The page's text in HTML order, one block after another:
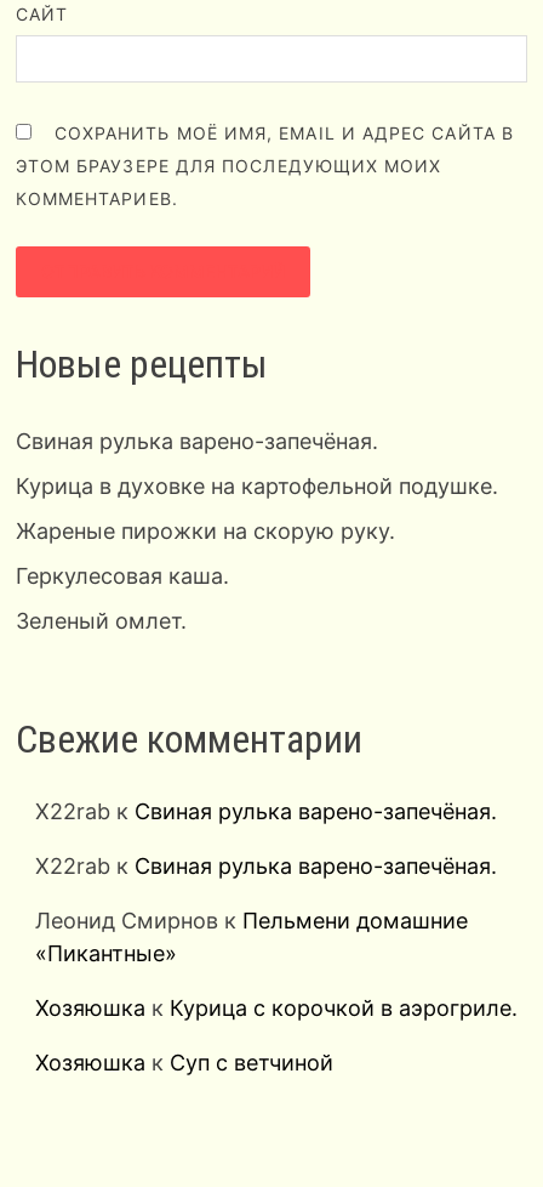
САЙТ
СОХРАНИТЬ МОЁ ИМЯ, EMAIL И АДРЕС САЙТА В
ЭТОМ БРАУЗЕРЕ ДЛЯ ПОСЛЕДУЮЩИХ МОИХ
КОММЕНТАРИЕВ.
Новые рецепты
Свиная рулька варено-запечёная.
Курица в духовке на картофельной подушке.
Жареные пирожки на скорую руку.
Геркулесовая каша.
Зеленый омлет.
Свежие комментарии
X22rabк Свиная рулька варено-запечёная.
X22rabк Свиная рулька варено-запечёная.
Леонид Смирновк Пельмени домашние
«Пикантные»
Хозяюшка к Курица с корочкой в аэрогриле.
Хозяюшка к Суп с ветчиной